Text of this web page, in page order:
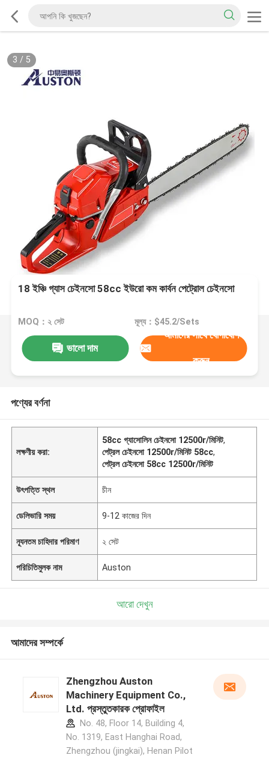
3 / 5
18 ইঞ্চি গ্যাস চেইনসো 58cc ইউরো কম কার্বন পেট্রোল চেইনসো
MOQ：২ সেট মূল্য：$45.2/Sets
ভালো দাম
আমাদের সাথে যোগাযোগ
করুন
পণ্যের বর্ণনা
লক্ষণীয় করা:
58cc গ্যাসোলিন চেইনসো 12500r/মিনিট,
পেট্রল চেইনসো 12500r/মিনিট 58cc,
পেট্রল চেইনসো 58cc 12500r/মিনিট
উৎপত্তি স্থল চীন
ডেলিভারি সময় 9-12 কাজের দিন
ন্যূনতম চাহিদার পরিমাণ ২ সেট
পরিচিতিমুলক নাম Auston
আরো দেখুন
আমাদের সম্পর্কে
Zhengzhou Auston
Machinery Equipment Co.,
Ltd. প্রস্তুতকারক প্রোফাইল
No. 48, Floor 14, Building 4,
No. 1319, East Hanghai Road,
Zhengzhou (jingkai), Henan Pilot